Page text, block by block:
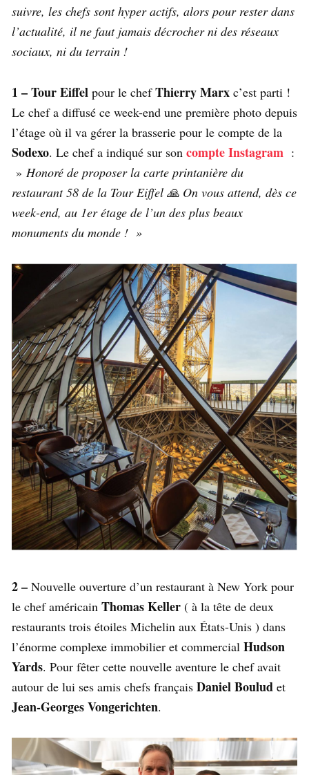
suivre, les chefs sont hyper actifs, alors pour rester dans
l’actualité, il ne faut jamais décrocher ni des réseaux
sociaux, ni du terrain !
1 – Tour Eiffel pour le chefThierry Marx c’est parti !
Le chef a diffusé ce week-end une première photo depuis
l’étage où il va gérer la brasserie pour le compte de la
Sodexo. Le chef a indiqué sur son compte Instagram :
» Honoré de proposer la carte printanière du
restaurant 58 de la Tour Eiffel 🙏 On vous attend, dès ce
week-end, au 1er étage de l’un des plus beaux
monuments du monde ! »
2 – Nouvelle ouverture d’un restaurant à New York pour
le chef américain Thomas Keller ( à la tête de deux
restaurants trois étoiles Michelin aux États-Unis ) dans
l’énorme complexe immobilier et commercial Hudson
Yards. Pour fêter cette nouvelle aventure le chef avait
autour de lui ses amis chefs français Daniel Boulud et
Jean-Georges Vongerichten.